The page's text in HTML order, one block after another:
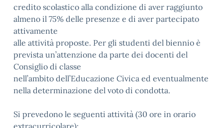
credito scolastico alla condizione di aver raggiunto
almeno il 75% delle presenze e di aver partecipato
attivamente
alle attività proposte. Per gli studenti del biennio è
prevista un’attenzione da parte dei docenti del
Consiglio di classe
nell’ambito dell’Educazione Civica ed eventualmente
nella determinazione del voto di condotta.
Si prevedono le seguenti attività (30 ore in orario
extracurricolare):